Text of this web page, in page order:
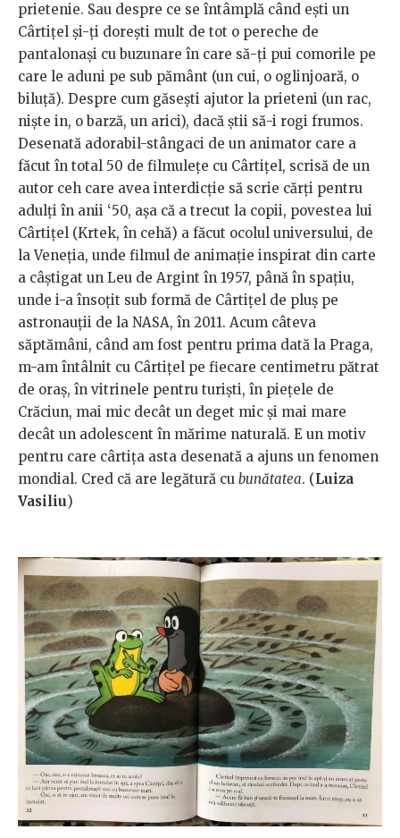
prietenie. Sau despre ce se întâmplă când ești un
Cârtițel și-ți dorești mult de tot o pereche de
pantalonași cu buzunare în care să-ți pui comorile pe
care le aduni pe sub pământ (un cui, o oglinjoară, o
biluță). Despre cum găsești ajutor la prieteni (un rac,
niște in, o barză, un arici), dacă știi să-i rogi frumos.
Desenată adorabil-stângaci de un animator care a
făcut în total 50 de filmulețe cu Cârtițel, scrisă de un
autor ceh care avea interdicție să scrie cărți pentru
adulți în anii ‘50, așa că a trecut la copii, povestea lui
Cârtițel (Krtek, în cehă) a făcut ocolul universului, de
la Veneția, unde filmul de animație inspirat din carte
a câștigat un Leu de Argint în 1957, până în spațiu,
unde i-a însoțit sub formă de Cârtițel de pluș pe
astronauții de la NASA, în 2011. Acum câteva
săptămâni, când am fost pentru prima dată la Praga,
m-am întâlnit cu Cârtițel pe fiecare centimetru pătrat
de oraș, în vitrinele pentru turiști, în piețele de
Crăciun, mai mic decât un deget mic și mai mare
decât un adolescent în mărime naturală. E un motiv
pentru care cârtița asta desenată a ajuns un fenomen
mondial. Cred că are legătură cu bunătatea. (Luiza
Vasiliu)